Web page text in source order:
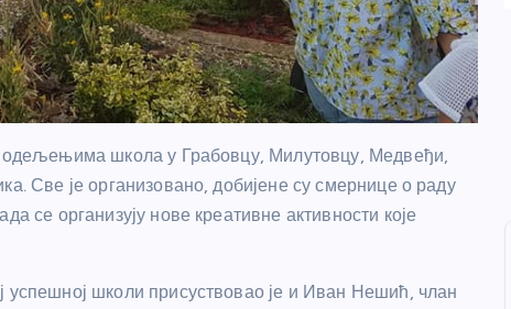
одељењима школа у Грабовцу, Милутовцу, Медвеђи,
Све је организовано, добијене су смернице о раду
се организују нове креативне активности које
успешној школи присуствовао је и Иван Нешић, члан